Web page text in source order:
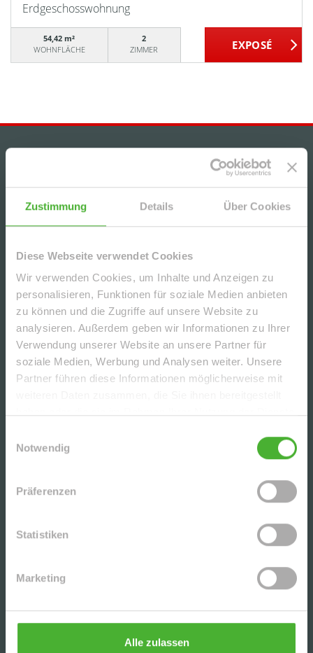
Zustimmung Details Über Cookies
Diese Webseite verwendet Cookies
Wir verwenden Cookies, um Inhalte und Anzeigen zu
personalisieren, Funktionen für soziale Medien anbieten
zu können und die Zugriffe auf unsere Website zu
analysieren. Außerdem geben wir Informationen zu Ihrer
Verwendung unserer Website an unsere Partner für
soziale Medien, Werbung und Analysen weiter. Unsere
Partner führen diese Informationen möglicherweise mit
Notwendig
Präferenzen
Statistiken
Marketing
Alle zulassen
Erdgeschosswohnung
54,42 m²
WOHNFLÄCHE
2
ZIMMER
IMMOBILIENANGEBOTE
+++GEMÜTLICHE, HELLE 2-RWG MIT BALKON u.
TG-STELLPL. IM BELIEBTEN WURZEN+++
CHARMANTE DG-2-RWG M. TERRASSE, AR U. TG
IN BELIEBTER LAGE V. LPZ.-LAUSEN - NAHE D.
KULKWITZER SEE´S
SCHICKE, UNVERMIETETE 3-RWG MIT PARKETT
U. EBK (WG-GEEIGNET) IN DER BELIEBTEN
LEIPZIGER SÜDVORSTADT
UNSERE PARTNER | AUSZEICHNUNGEN